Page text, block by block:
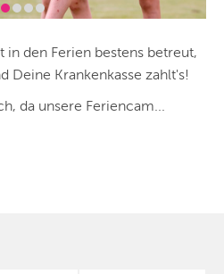
in den Ferien bestens betreut,
Deine Krankenkasse zahlt's!
da unsere Feriencam...